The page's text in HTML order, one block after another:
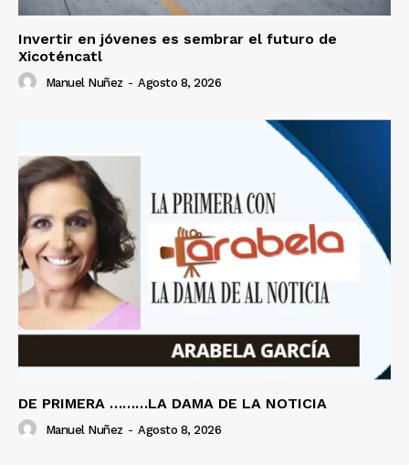
Invertir en jóvenes es sembrar el futuro de
Xicoténcatl
Manuel Nuñez - Agosto 8, 2026
DE PRIMERA ………LA DAMA DE LA NOTICIA
Manuel Nuñez - Agosto 8, 2026